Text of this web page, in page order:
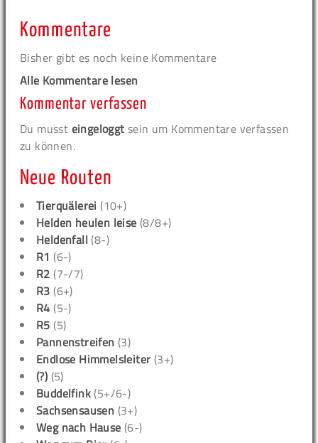
Kommentare
Bisher gibt es noch keine Kommentare
Alle Kommentare lesen
Kommentar verfassen
Du musst eingeloggt sein um Kommentare verfassen
zu können.
Neue Routen
Tierquälerei (10+)
Helden heulen leise (8/8+)
Heldenfall (8-)
R1 (6-)
R2 (7-/7)
R3 (6+)
R4 (5-)
R5 (5)
Pannenstreifen (3)
Endlose Himmelsleiter (3+)
(?) (5)
Buddelfink (5+/6-)
Sachsensausen (3+)
Weg nach Hause (6-)